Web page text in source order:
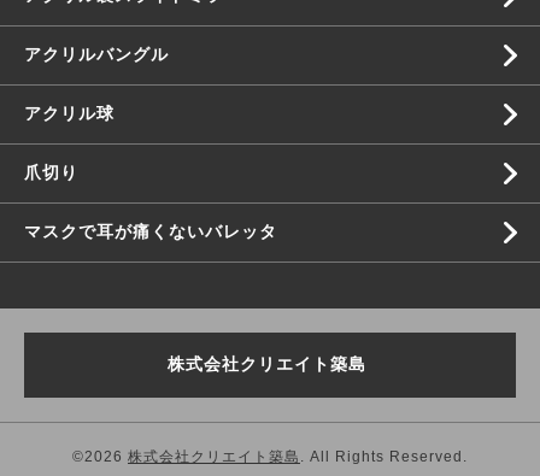
アクリルバングル
アクリル球
爪切り
マスクで耳が痛くないバレッタ
株式会社クリエイト築島
©2026 株式会社クリエイト築島 . All Rights Reserved.